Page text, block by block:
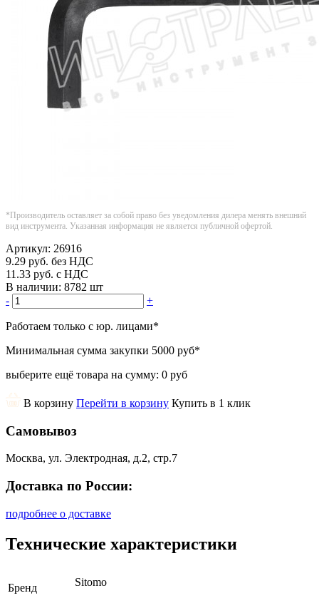
*Производитель оставляет за собой право без уведомления дилера менять внешний
вид инструмента. Указанная информация не является публичной офертой.
Артикул: 26916
9.29 руб. без НДС
11.33 руб. с НДС
В наличии: 8782 шт
-
+
Работаем только с юр. лицами*
Минимальная сумма закупки 5000 руб*
выберите ещё товара на сумму: 0 руб
В корзину Перейти в корзину Купить в 1 клик
Самовывоз
Москва, ул. Электродная, д.2, стр.7
Доставка по России:
подробнее о доставке
Технические характеристики
Бренд Sitomo